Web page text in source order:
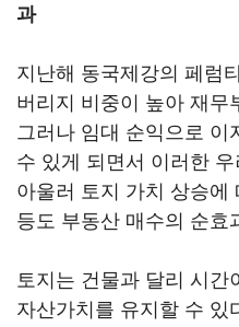
과
지난해 동국제강의 페럼
버리지 비중이 높아 재무
그러나 임대 순익으로 이
수 있게 되면서 이러한
아울러 토지 가치 상승에
등도 부동산 매수의 순효
토지는 건물과 달리 시간
자산가치를 유지할 수 있